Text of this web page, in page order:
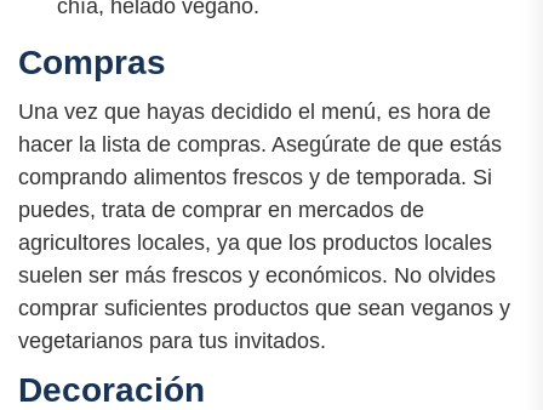
chía, helado vegano.
Compras
Una vez que hayas decidido el menú, es hora de
hacer la lista de compras. Asegúrate de que estás
comprando alimentos frescos y de temporada. Si
puedes, trata de comprar en mercados de
agricultores locales, ya que los productos locales
suelen ser más frescos y económicos. No olvides
comprar suficientes productos que sean veganos y
vegetarianos para tus invitados.
Decoración